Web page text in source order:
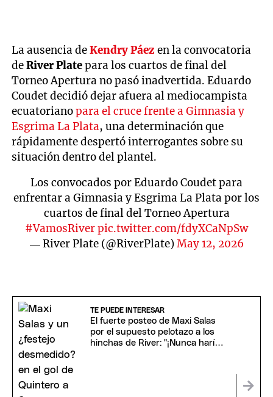
La ausencia deKendry Páez en la convocatoria
deRiver Platepara los cuartos de final del
Torneo Apertura no pasó inadvertida. Eduardo
Coudet decidió dejar afuera al mediocampista
ecuatorianopara el cruce frente a Gimnasia y
Esgrima La Plata, una determinación que
rápidamente despertó interrogantes sobre su
situación dentro del plantel.
Los convocados por Eduardo Coudet para
enfrentar a Gimnasia y Esgrima La Plata por los
cuartos de final del Torneo Apertura
#VamosRiverpic.twitter.com/fdyXCaNpSw
— River Plate (@RiverPlate)May 12, 2026
TE PUEDE INTERESAR
El fuerte posteo de Maxi Salas
por el supuesto pelotazo a los
hinchas de River: "¡Nunca haría